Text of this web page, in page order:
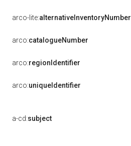
arco-lite:alternativeInventoryNumber
arco:catalogueNumber
arco:regionIdentifier
arco:uniqueIdentifier
a-cd:subject